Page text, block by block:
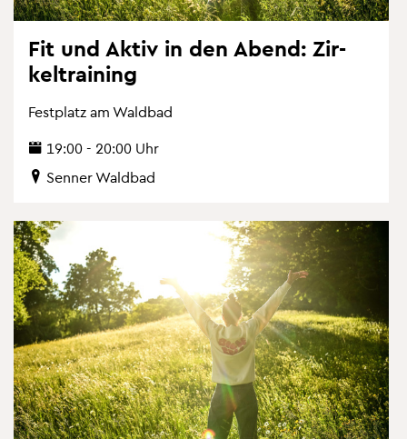
Fit und Aktiv in den Abend: Zir­
kel­trai­ning
Fest­platz am Wald­bad
19:00 - 20:00 Uhr
Sen­ner Wald­bad